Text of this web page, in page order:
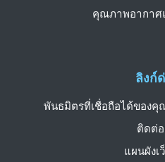
ลิงก์
พันธมิตรที่เชื่อถือได้ของ
ติดต่อ
แผนผังเ
คุณภาพอากาศ